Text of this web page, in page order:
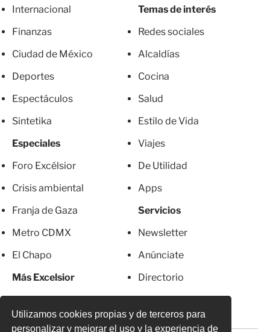
Utilizamos cookies propias y de terceros para
personalizar y mejorar el uso y la experiencia de
Internacional
Finanzas
Ciudad de México
Deportes
Espectáculos
Sintetika
Especiales
Foro Excélsior
Crisis ambiental
Franja de Gaza
Metro CDMX
El Chapo
Más Excelsior
Mujeres
Temas de interés
Redes sociales
Alcaldías
Cocina
Salud
Estilo de Vida
Viajes
De Utilidad
Apps
Servicios
Newsletter
Anúnciate
Directorio
Suscripciones